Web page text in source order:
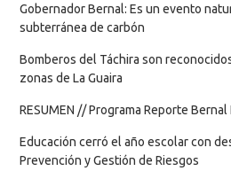
Gobernador Bernal: Es un evento
subterránea de carbón
Bomberos del Táchira son
zonas de La Guaira
RESUMEN // Programa Reporte Bernal
Educación cerró el año escolar con
Prevención y Gestión de Riesgos